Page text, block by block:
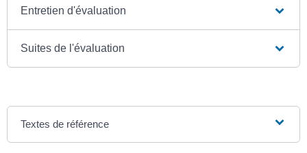
Entretien d'évaluation
Suites de l'évaluation
Textes de référence